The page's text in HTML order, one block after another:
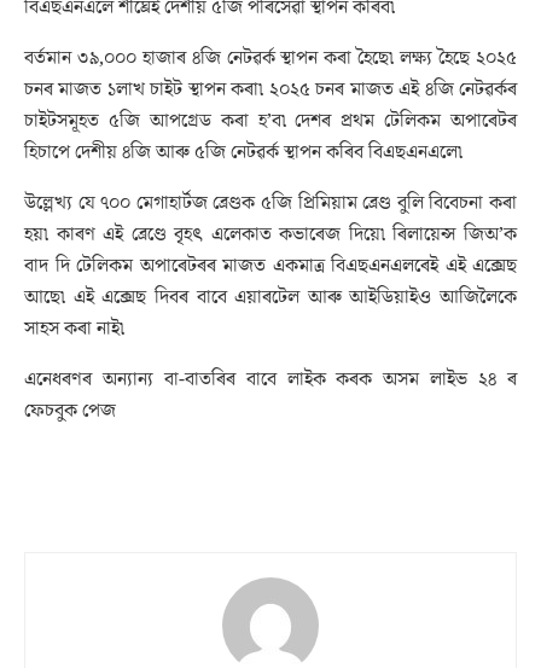
বিএছএনএলে শীঘ্ৰেই দেশীয় ৫জি পৰিসেৱা স্থাপন কৰিব৷
বৰ্তমান ৩৯,০০০ হাজাৰ ৪জি নেটৱৰ্ক স্থাপন কৰা হৈছে৷ লক্ষ্য হৈছে ২০২৫
চনৰ মাজত ১লাখ চাইট স্থাপন কৰা৷ ২০২৫ চনৰ মাজত এই ৪জি নেটৱৰ্কৰ
চাইটসমূহত ৫জি আপগ্ৰেড কৰা হ’ব৷ দেশৰ প্ৰথম টেলিকম অপাৰেটৰ
হিচাপে দেশীয় ৪জি আৰু ৫জি নেটৱৰ্ক স্থাপন কৰিব বিএছএনএলে৷
উল্লেখ্য যে ৭০০ মেগাহাৰ্টজ ব্ৰেণ্ডক ৫জি প্ৰিমিয়াম ব্ৰেণ্ড বুলি বিবেচনা কৰা
হয়৷ কাৰণ এই ব্ৰেণ্ডে বৃহৎ এলেকাত কভাৰেজ দিয়ে৷ ৰিলায়েন্স জিঅ’ক
বাদ দি টেলিকম অপাৰেটৰৰ মাজত একমাত্ৰ বিএছএনএলৰেই এই এক্সেছ
আছে৷ এই এক্সেছ দিবৰ বাবে এয়াৰটেল আৰু আইডিয়াইও আজিলৈকে
সাহস কৰা নাই৷
এনেধৰণৰ অন্যান্য বা-বাতৰিৰ বাবে লাইক কৰক অসম লাইভ ২৪ ৰ
ফেচবুক পেজ